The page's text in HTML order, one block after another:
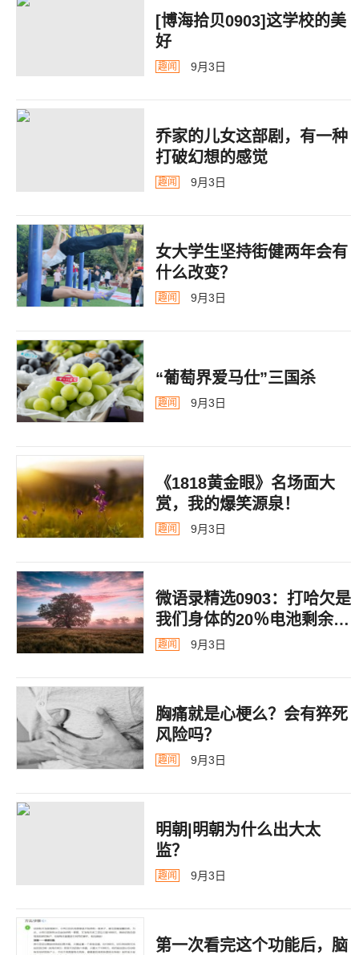
[博海拾贝0903]这学校的美
好
趣闻 9月3日
乔家的儿女这部剧，有一种
打破幻想的感觉
趣闻 9月3日
女大学生坚持街健两年会有
什么改变？
趣闻 9月3日
“葡萄界爱马仕”三国杀
趣闻 9月3日
《1818黄金眼》名场面大
赏，我的爆笑源泉！
趣闻 9月3日
微语录精选0903：打哈欠是
我们身体的20％电池剩余警
告
趣闻 9月3日
胸痛就是心梗么？会有猝死
风险吗？
趣闻 9月3日
明朝|明朝为什么出大太
监？ ​​​
趣闻 9月3日
第一次看完这个功能后，脑